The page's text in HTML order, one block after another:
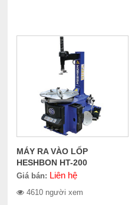
MÁY RA VÀO LỐP
HESHBON HT-200
Giá bán: Liên hệ
4610 người xem